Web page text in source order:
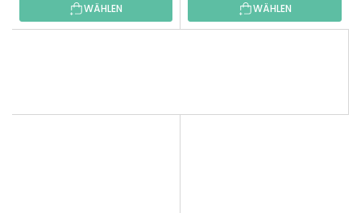
WÄHLEN WÄHLEN